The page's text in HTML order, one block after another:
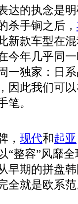
达的执念是
杀手锏之后，
新款车型在
今年几乎同
一独家：日
因此我们可
笔。
， 现代和起亚
“整容”风靡
早期的拼盘
全就是欧系